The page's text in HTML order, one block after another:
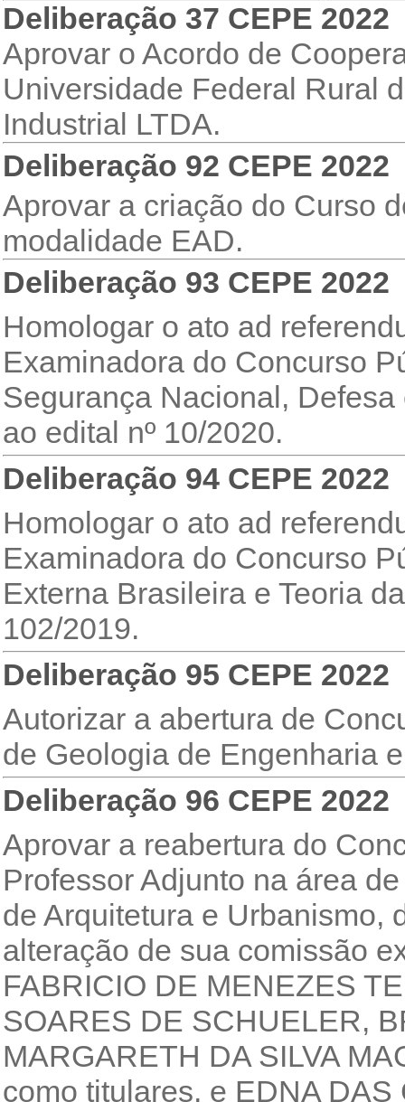
Deliberação 37 CEPE 2022
Aprovar o Acordo de
Universidade Federal Rural
Industrial LTDA.
Deliberação 92 CEPE 2022
Aprovar a criação do Curso
modalidade EAD.
Deliberação 93 CEPE 2022
Homologar o ato ad
Examinadora do Concurso
Segurança Nacional,
ao edital nº 10/2020.
Deliberação 94 CEPE 2022
Homologar o ato ad
Examinadora do Concurso
Externa Brasileira e Teoria
102/2019.
Deliberação 95 CEPE 2022
Autorizar a abertura de
de Geologia de Engenharia
Deliberação 96 CEPE 2022
Aprovar a reabertura do
Professor Adjunto na área
de Arquitetura e Urbanismo,
alteração de sua comissão
FABRICIO DE MENEZES
SOARES DE SCHUELER,
MARGARETH DA SILVA
como titulares, e EDNA